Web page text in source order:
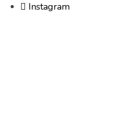
Instagram